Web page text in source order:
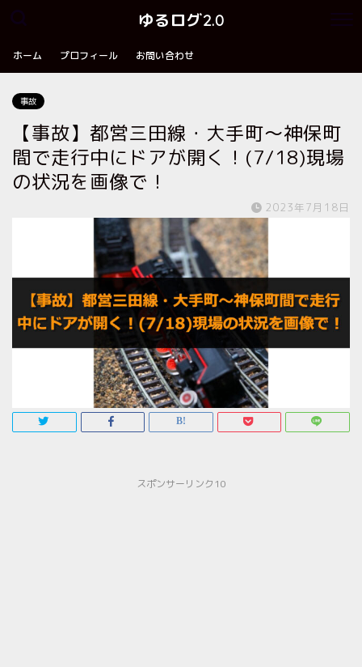
ゆるログ2.0
ホーム プロフィール お問い合わせ
事故
【事故】都営三田線・大手町〜神保町
間で走行中にドアが開く！(7/18)現場
の状況を画像で！
2023年7月18日
スポンサーリンク10